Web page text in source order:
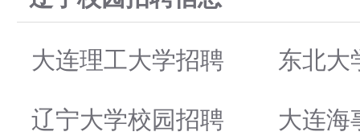
大连理工大学招聘 东北大
辽宁大学校园招聘 大连海